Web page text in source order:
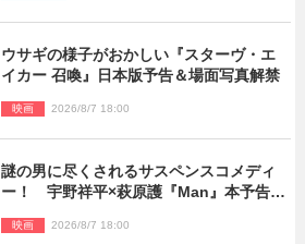
ウサギの様子がおかしい『スターヴ・エ
イカー 召喚』日本版予告＆場面写真解禁
映画 2026/8/7 18:00
謎の男に尽くされるサスペンスコメディ
ー！ 宇野祥平×萩原護『Man』本予告＆
映画 2026/8/7 18:00